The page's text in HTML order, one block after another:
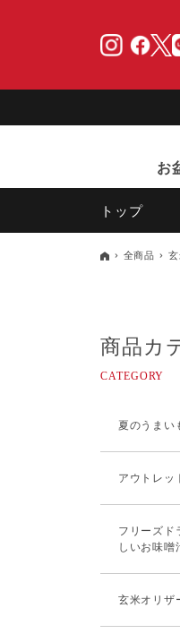
お
トップ
全商品
商品カ
夏のうまい
アウトレッ
フリーズド
しいお味噌
玄米オリザ